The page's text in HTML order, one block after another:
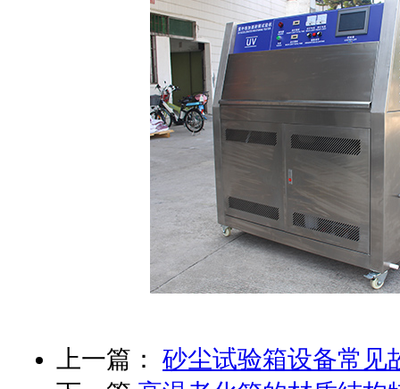
上一篇： 砂尘试验箱设备常见